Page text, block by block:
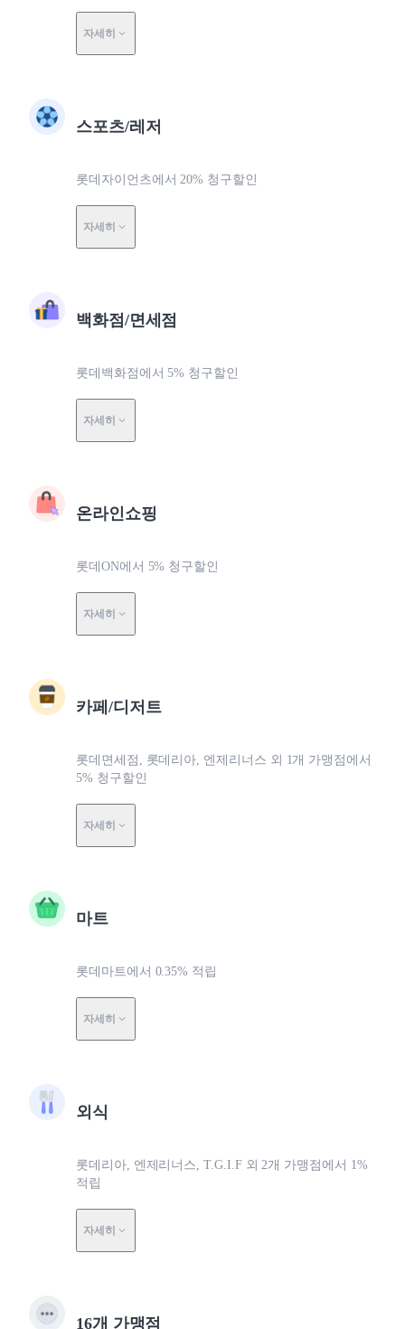
자세히
스포츠/레저
롯데자이언츠에서 20% 청구할인
자세히
백화점/면세점
롯데백화점에서 5% 청구할인
자세히
온라인쇼핑
롯데ON에서 5% 청구할인
자세히
카페/디저트
롯데면세점, 롯데리아, 엔제리너스 외 1개 가맹점에서
5% 청구할인
자세히
마트
롯데마트에서 0.35% 적립
자세히
외식
롯데리아, 엔제리너스, T.G.I.F 외 2개 가맹점에서 1%
적립
자세히
16개 가맹점